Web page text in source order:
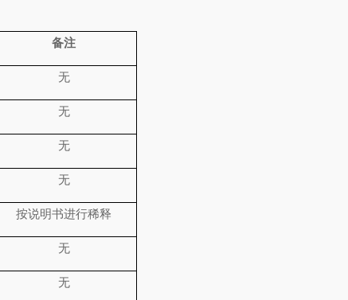
备注
无
无
无
无
按说明书进行稀释
无
无